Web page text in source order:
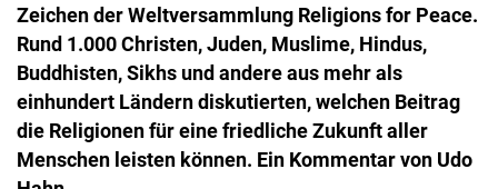
Zeichen der Weltversammlung Religions for Peace.
Rund 1.000 Christen, Juden, Muslime, Hindus,
Buddhisten, Sikhs und andere aus mehr als
einhundert Ländern diskutierten, welchen Beitrag
die Religionen für eine friedliche Zukunft aller
Menschen leisten können. Ein Kommentar von Udo